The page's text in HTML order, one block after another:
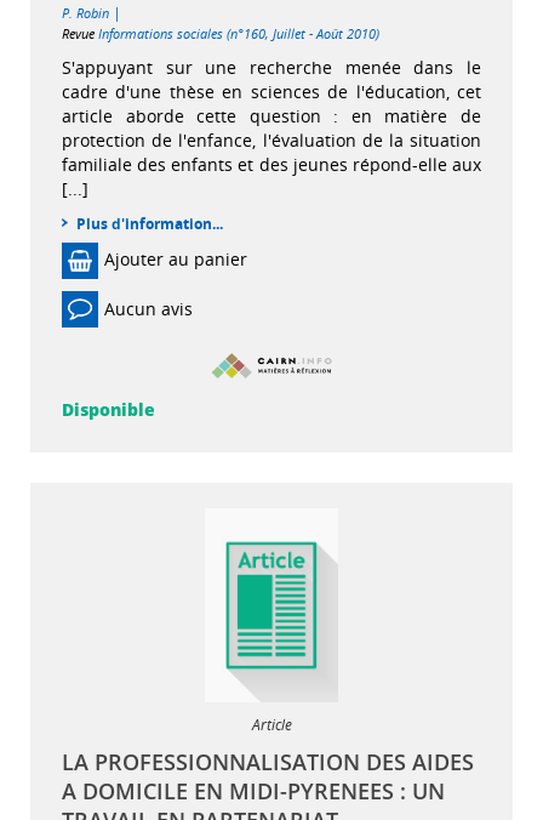
P. Robin |
Revue Informations sociales (n°160, Juillet - Août 2010)
S'appuyant sur une recherche menée dans le
cadre d'une thèse en sciences de l'éducation, cet
article aborde cette question : en matière de
protection de l'enfance, l'évaluation de la situation
familiale des enfants et des jeunes répond-elle aux
[...]
Plus d'information...
Ajouter au panier
Aucun avis
Disponible
Article
LA PROFESSIONNALISATION DES AIDES
A DOMICILE EN MIDI-PYRENEES : UN